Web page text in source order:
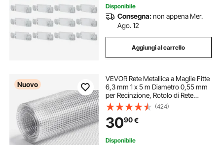
Disponibile
Consegna:non appena Mer.
Ago. 12
Aggiungi al carrello
Nuovo
VEVOR Rete Metallica a Maglie Fitte
6,3 mm 1 x 5 m Diametro 0,55 mm
per Recinzione, Rotolo di Rete
Zincata a Caldo Dopo la Saldatura,
per Divisione Protezione di Orti
Giardini Pollame Conigli Animali
(424)
3090€
Disponibile